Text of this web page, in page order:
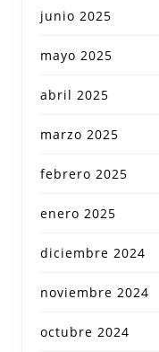
junio 2025
mayo 2025
abril 2025
marzo 2025
febrero 2025
enero 2025
diciembre 2024
noviembre 2024
octubre 2024